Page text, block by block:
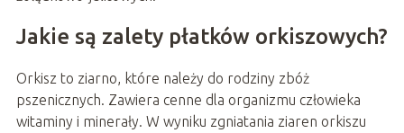
Jakie są zalety płatków orkiszowych?
Orkisz to ziarno, które należy do rodziny zbóż
pszenicznych. Zawiera cenne dla organizmu człowieka
witaminy i minerały. W wyniku zgniatania ziaren orkiszu